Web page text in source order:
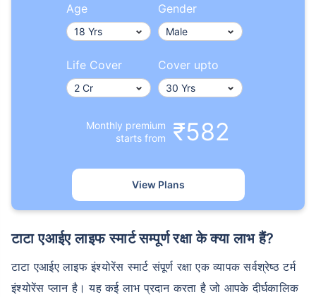
Age Gender
Life Cover Cover upto
Monthly premium
starts from
₹582
View Plans
टाटा एआईए लाइफ स्मार्ट सम्पूर्ण रक्षा के क्या लाभ हैं?
टाटा एआईए लाइफ इंश्योरेंस स्मार्ट संपूर्ण रक्षा एक व्यापक सर्वश्रेष्ठ टर्म
इंश्योरेंस प्लान है। यह कई लाभ प्रदान करता है जो आपके दीर्घकालिक